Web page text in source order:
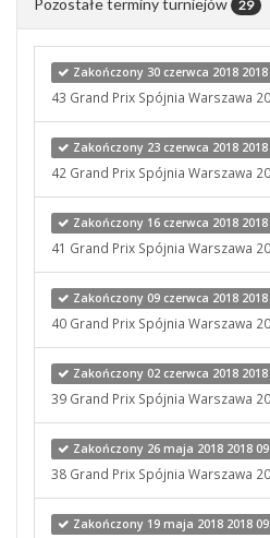
Pozostałe terminy turniejów 29
Zakończony 30 czerwca 2018 2018
43 Grand Prix Spójnia Warszawa
Zakończony 23 czerwca 2018 2018
42 Grand Prix Spójnia Warszawa
Zakończony 16 czerwca 2018 2018
41 Grand Prix Spójnia Warszawa
Zakończony 09 czerwca 2018 2018
40 Grand Prix Spójnia Warszawa
Zakończony 02 czerwca 2018 2018
39 Grand Prix Spójnia Warszawa
Zakończony 26 maja 2018 2018
38 Grand Prix Spójnia Warszawa
Zakończony 19 maja 2018 2018